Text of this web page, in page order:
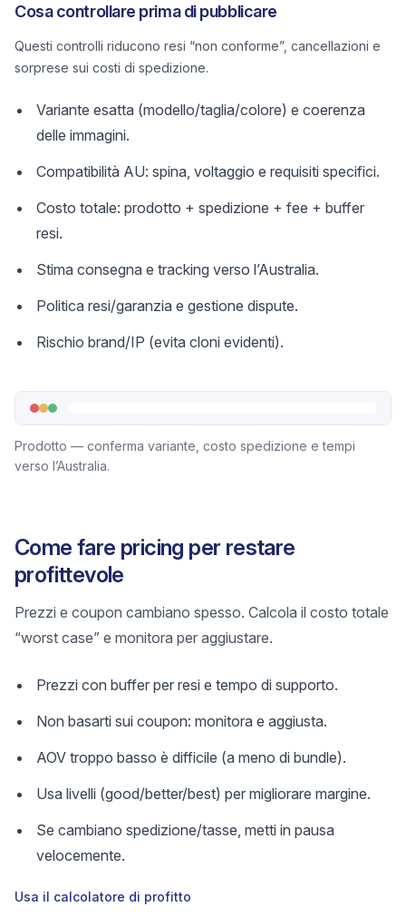
Cosa controllare prima di pubblicare
Questi controlli riducono resi “non conforme”, cancellazioni e
sorprese sui costi di spedizione.
Variante esatta (modello/taglia/colore) e coerenza
delle immagini.
Compatibilità AU: spina, voltaggio e requisiti specifici.
Costo totale: prodotto + spedizione + fee + buffer
resi.
Stima consegna e tracking verso l’Australia.
Politica resi/garanzia e gestione dispute.
Rischio brand/IP (evita cloni evidenti).
Prodotto — conferma variante, costo spedizione e tempi
verso l’Australia.
Come fare pricing per restare
profittevole
Prezzi e coupon cambiano spesso. Calcola il costo totale
“worst case” e monitora per aggiustare.
Prezzi con buffer per resi e tempo di supporto.
Non basarti sui coupon: monitora e aggiusta.
AOV troppo basso è difficile (a meno di bundle).
Usa livelli (good/better/best) per migliorare margine.
Se cambiano spedizione/tasse, metti in pausa
velocemente.
Usa il calcolatore di profitto